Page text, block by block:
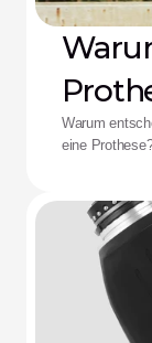
Warum
eine